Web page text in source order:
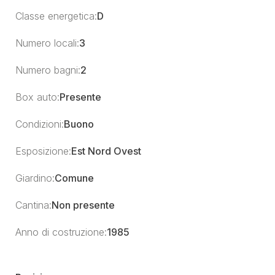
Classe energetica:D
Numero locali:3
Numero bagni:2
Box auto:Presente
Condizioni:Buono
Esposizione:Est Nord Ovest
Giardino:Comune
Cantina:Non presente
Anno di costruzione:1985